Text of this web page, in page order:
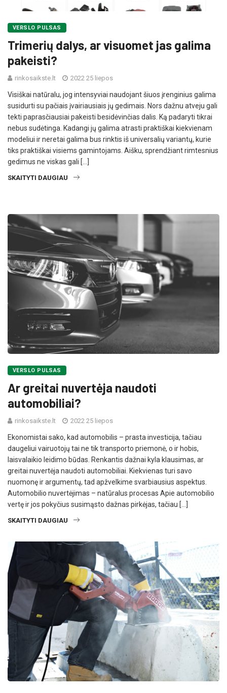
VERSLO PULSAS
Trimerių dalys, ar visuomet jas galima
pakeisti?
rinkosaikste.lt 2022 25 liepos
Visiškai natūralu, jog intensyviai naudojant šiuos įrenginius galima
susidurti su pačiais įvairiausiais jų gedimais. Nors dažnu atveju gali
tekti paprasčiausiai pakeisti besidėvinčias dalis. Ką padaryti tikrai
nebus sudėtinga. Kadangi jų galima atrasti praktiškai kiekvienam
modeliui ir neretai galima bus rinktis iš universalių variantų, kurie
tiks praktiškai visiems gamintojams. Aišku, sprendžiant rimtesnius
gedimus ne viskas gali […]
SKAITYTI DAUGIAU
VERSLO PULSAS
Ar greitai nuvertėja naudoti
automobiliai?
rinkosaikste.lt 2022 25 liepos
Ekonomistai sako, kad automobilis – prasta investicija, tačiau
daugeliui vairuotojų tai ne tik transporto priemonė, o ir hobis,
laisvalaikio leidimo būdas. Renkantis dažnai kyla klausimas, ar
greitai nuvertėja naudoti automobiliai. Kiekvienas turi savo
nuomonę ir argumentų, tad apžvelkime svarbiausius aspektus.
Automobilio nuvertėjimas – natūralus procesas Apie automobilio
vertę ir jos pokyčius susimąsto dažnas pirkėjas, tačiau […]
SKAITYTI DAUGIAU